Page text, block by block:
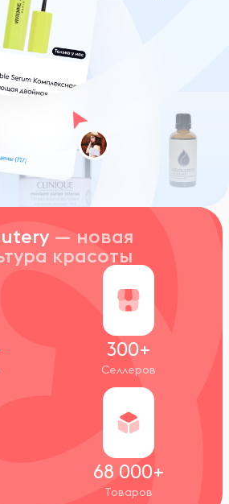
— новая
красоты
300+
Селлеров
68 000+
Товаров